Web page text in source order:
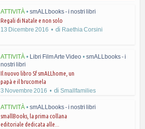
ATTIVITÀ • smALLbooks - i nostri libri
Regali di Natale e non solo
13 Dicembre 2016
di Raethia Corsini
ATTIVITÀ • Libri Film Arte Video • smALLbooks - i
nostri libri
Il nuovo libro Sf smALLhome, un
papà e il brucomela
3 Novembre 2016
diSmallfamilies
ATTIVITÀ • smALLbooks - i nostri libri
smallBooks, la prima collana
editoriale dedicata alle...